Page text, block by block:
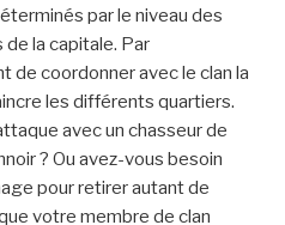
par le niveau des
la capitale. Par
de coordonner avec le clan la
les différents quartiers.
avec un chasseur de
? Ou avez-vous besoin
pour retirer autant de
votre membre de clan